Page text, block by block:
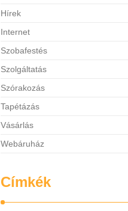
Hírek
Internet
Szobafestés
Szolgáltatás
Szórakozás
Tapétázás
Vásárlás
Webáruház
Címkék